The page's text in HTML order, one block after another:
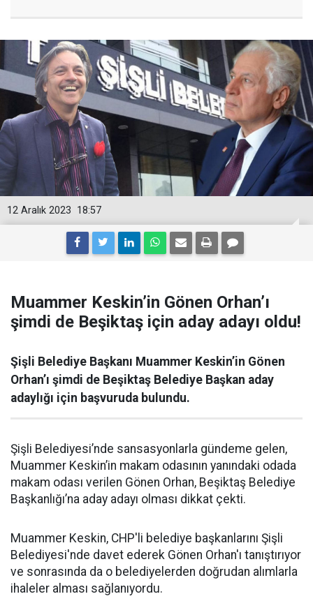
18:57
12 Aralık 2023
Muammer Keskin’in Gönen Orhan’ı
şimdi de Beşiktaş için aday adayı oldu!
Şişli Belediye Başkanı Muammer Keskin’in Gönen
Orhan’ı şimdi de Beşiktaş Belediye Başkan aday
adaylığı için başvuruda bulundu.
Şişli Belediyesi’nde sansasyonlarla gündeme gelen,
Muammer Keskin’in makam odasının yanındaki odada
makam odası verilen Gönen Orhan, Beşiktaş Belediye
Başkanlığı’na aday adayı olması dikkat çekti.
Muammer Keskin, CHP'li belediye başkanlarını Şişli
Belediyesi'nde davet ederek Gönen Orhan'ı tanıştırıyor
ve sonrasında da o belediyelerden doğrudan alımlarla
ihaleler alması sağlanıyordu.